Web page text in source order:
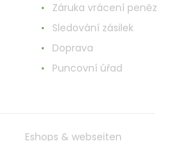
Záruka vrácení peněz
Sledování zásilek
Doprava
Puncovní úřad
Eshops & webseiten